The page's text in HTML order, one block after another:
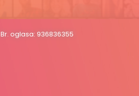
Br. oglasa: 936836355